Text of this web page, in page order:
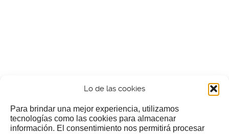
Lo de las cookies
Para brindar una mejor experiencia, utilizamos
tecnologías como las cookies para almacenar
información. El consentimiento nos permitirá procesar